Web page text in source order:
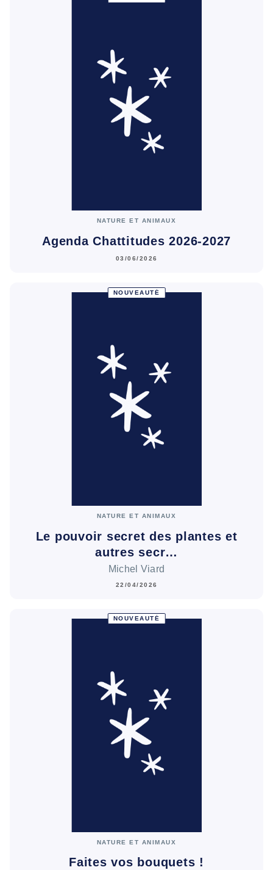
NATURE ET ANIMAUX
Agenda Chattitudes 2026-2027
03/06/2026
NOUVEAUTÉ
NATURE ET ANIMAUX
Le pouvoir secret des plantes et
autres secr…
Michel Viard
22/04/2026
NOUVEAUTÉ
NATURE ET ANIMAUX
Faites vos bouquets !